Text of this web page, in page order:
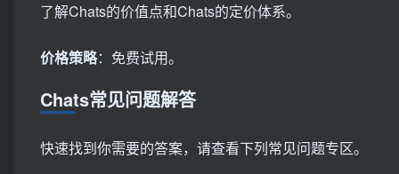
了解Chats的价值点和Chats的定价体系。
价格策略：免费试用。
Chats常见问题解答
快速找到你需要的答案，请查看下列常见问题专区。